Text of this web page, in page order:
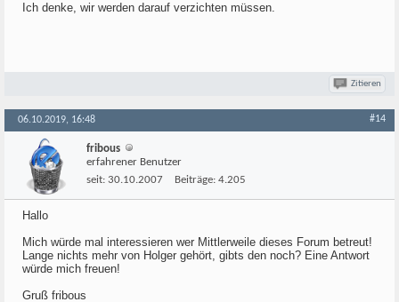
Ich denke, wir werden darauf verzichten müssen.
Zitieren
06.10.2019, 16:48 #14
fribous
erfahrener Benutzer
seit: 30.10.2007 Beiträge: 4.205
Hallo
Mich würde mal interessieren wer Mittlerweile dieses Forum betreut!
Lange nichts mehr von Holger gehört, gibts den noch? Eine Antwort
würde mich freuen!
Gruß fribous